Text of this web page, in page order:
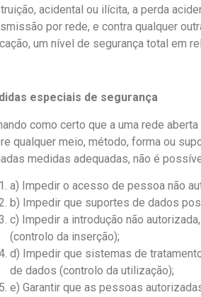
acidental ou ilícita, a perda
por rede, e contra qualquer
um nível de segurança total em
especiais de segurança
como certo que a uma rede
qualquer meio, método, forma ou
medidas adequadas, não é
a) Impedir o acesso de pessoa não
b) Impedir que suportes de dados
c) Impedir a introdução não
(controlo da inserção);
d) Impedir que sistemas de
de dados (controlo da utilização);
e) Garantir que as pessoas